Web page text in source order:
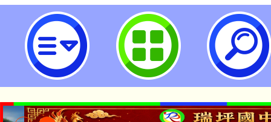
主旨：函轉國防部法律事務司《軍
事，請查照。-桃園市立瑞坪國民中